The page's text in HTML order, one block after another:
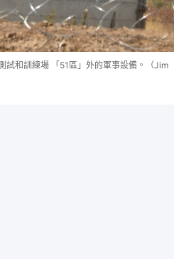
試和訓練場 「51區」外的軍事設備。（Jim